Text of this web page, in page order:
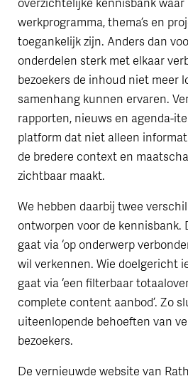
werkprogramma, thema’s en
toegankelijk zijn. Anders dan
onderdelen sterk met elkaar
bezoekers de inhoud niet meer
samenhang kunnen ervaren.
rapporten, nieuws en agenda-
platform dat niet alleen
de bredere context en
zichtbaar maakt.
We hebben daarbij twee
ontworpen voor de kennisbank.
gaat via ‘op onderwerp
wil verkennen. Wie doelgericht
gaat via ‘een filterbaar
complete content aanbod’. Zo
uiteenlopende behoeften van
bezoekers.
De vernieuwde website van